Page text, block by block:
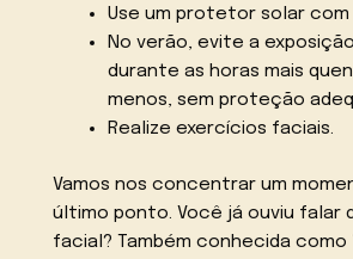
Use um protetor solar com
No verão, evite a
durante as horas mais
menos, sem proteção
Realize exercícios faciais.
Vamos nos concentrar um
último ponto. Você já ouviu falar
facial? Também conhecida como